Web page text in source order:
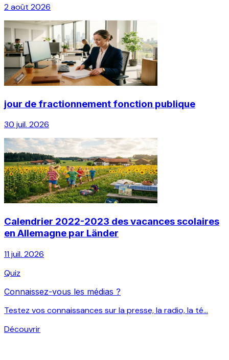
2 août 2026
jour de fractionnement fonction publique
30 juil. 2026
Calendrier 2022-2023 des vacances scolaires
en Allemagne par Länder
11 juil. 2026
Quiz
Connaissez-vous les médias ?
Testez vos connaissances sur la presse, la radio, la té...
Découvrir